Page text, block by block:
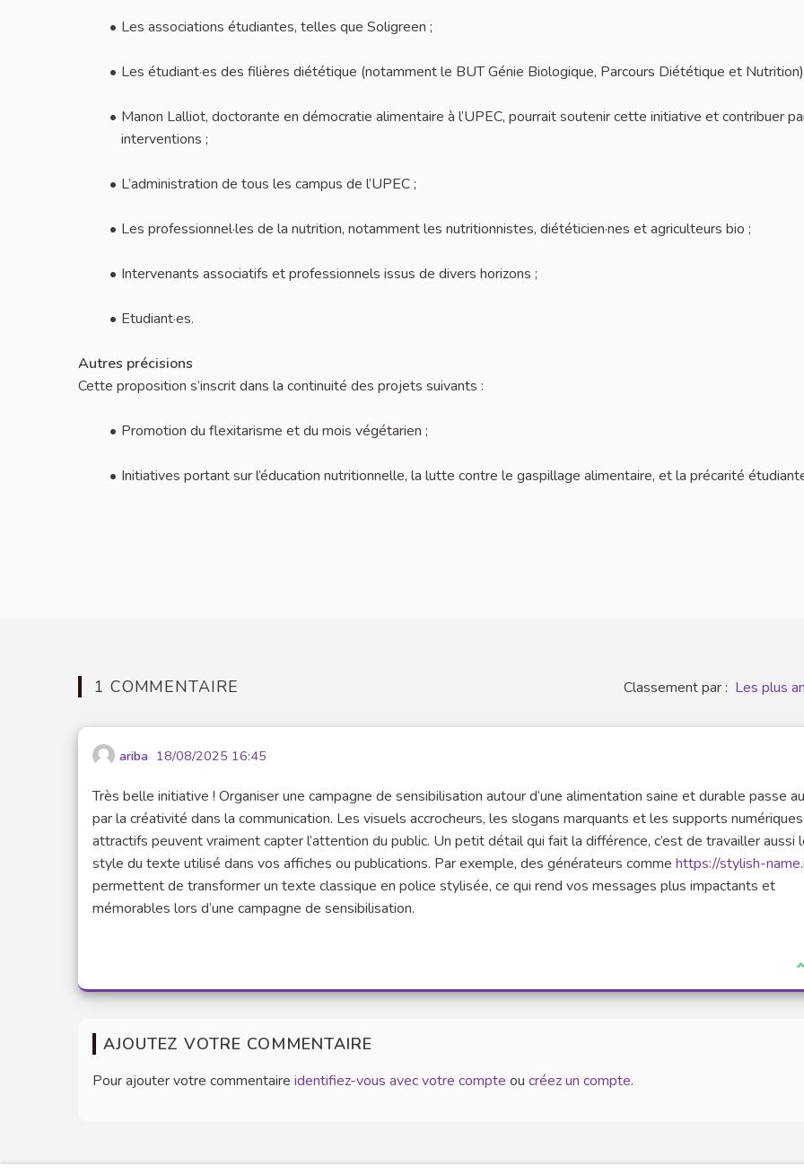
Les associations étudiantes, telles que Soligreen ;
Les étudiant·es des filières diététique (notamment le BUT Génie Biologique, Parcours Diététique et
Manon Lalliot, doctorante en démocratie alimentaire à l’UPEC, pourrait soutenir cette initiative et contribuer
interventions ;
L’administration de tous les campus de l’UPEC ;
Les professionnel·les de la nutrition, notamment les nutritionnistes, diététicien·nes et agriculteurs bio ;
Intervenants associatifs et professionnels issus de divers horizons ;
Etudiant·es.
Autres précisions
Cette proposition s’inscrit dans la continuité des projets suivants :
Promotion du flexitarisme et du mois végétarien ;
Initiatives portant sur l’éducation nutritionnelle, la lutte contre le gaspillage alimentaire, et la précarité
1 COMMENTAIRE Classement par : Les plus
ariba 18/08/2025 16:45
Très belle initiative ! Organiser une campagne de sensibilisation autour d’une alimentation saine et durable passe
par la créativité dans la communication. Les visuels accrocheurs, les slogans marquants et les supports numériques
attractifs peuvent vraiment capter l’attention du public. Un petit détail qui fait la différence, c’est de travailler aussi
style du texte utilisé dans vos affiches ou publications. Par exemple, des générateurs comme https://stylish-
permettent de transformer un texte classique en police stylisée, ce qui rend vos messages plus impactants et
mémorables lors d’une campagne de sensibilisation.
AJOUTEZ VOTRE COMMENTAIRE
Pour ajouter votre commentaire identifiez-vous avec votre compte ou créez un compte.